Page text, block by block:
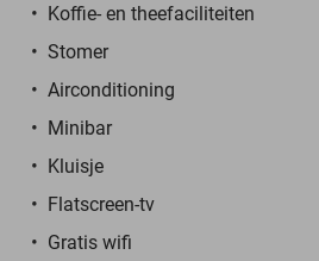
Koffie- en theefaciliteiten
Stomer
Airconditioning
Minibar
Kluisje
Flatscreen-tv
Gratis wifi